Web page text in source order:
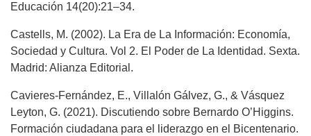
Educación 14(20):21–34.
Castells, M. (2002). La Era de La Información: Economía,
Sociedad y Cultura. Vol 2. El Poder de La Identidad. Sexta.
Madrid: Alianza Editorial.
Cavieres-Fernández, E., Villalón Gálvez, G., & Vásquez
Leyton, G. (2021). Discutiendo sobre Bernardo O’Higgins.
Formación ciudadana para el liderazgo en el Bicentenario.